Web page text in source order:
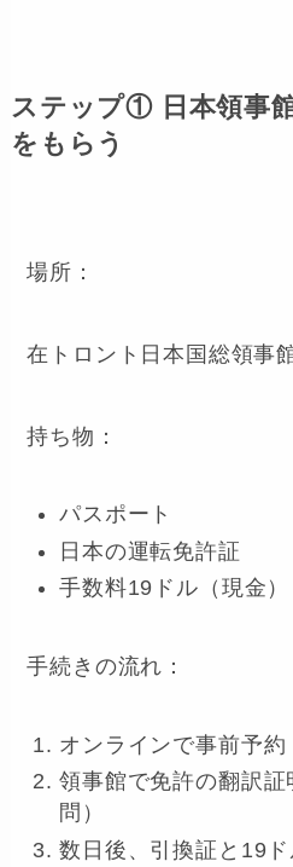
ステップ① 日本領事
をもらう
場所：
在トロント日本国総領事
持ち物：
パスポート
日本の運転免許証
手数料19ドル（現金）
手続きの流れ：
オンラインで事前予約
領事館で免許の翻訳
問）
数日後、引換証と19